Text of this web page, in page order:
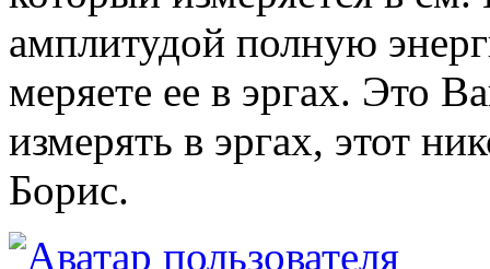
амплитудой полную
меряете ее в эргах. Это
измерять в эргах, этот
Борис.